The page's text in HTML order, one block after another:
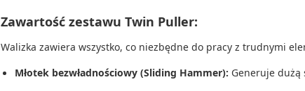
Zawartość zestawu Twin Puller:
Walizka zawiera wszystko, co niezbędne do pracy z trudnymi
Młotek bezwładnościowy (Sliding Hammer): Generuje dużą